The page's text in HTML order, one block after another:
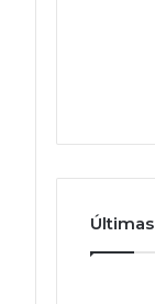
Últimas